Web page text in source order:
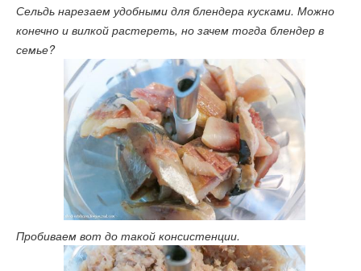
Сельдь нарезаем удобными для блендера кусками. Можно
конечно и вилкой растереть, но зачем тогда блендер в
семье?
Пробиваем вот до такой консистенции.